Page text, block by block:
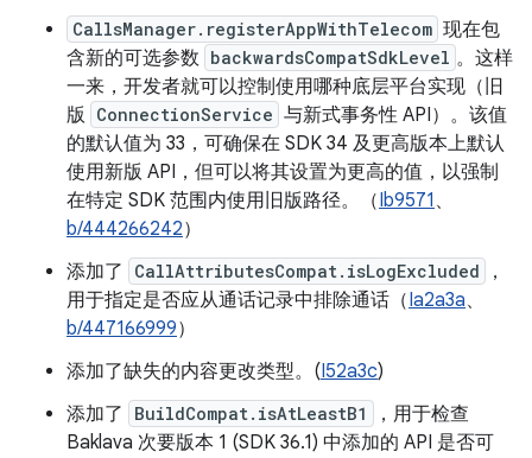
CallsManager.registerAppWithTelecom 现在包
含新的可选参数 backwardsCompatSdkLevel 。这样
一来，开发者就可以控制使用哪种底层平台实现（旧
版 ConnectionService 与新式事务性 API）。该值
的默认值为 33，可确保在 SDK 34 及更高版本上默认
使用新版 API，但可以将其设置为更高的值，以强制
在特定 SDK 范围内使用旧版路径。（Ib9571 、
b/444266242）
添加了
CallAttributesCompat.isLogExcluded
，
用于指定是否应从通话记录中排除通话（Ia2a3a、
b/447166999）
添加了缺失的内容更改类型。(I52a3c)
添加了
BuildCompat.isAtLeastB1
，用于检查
Baklava 次要版本 1 (SDK 36.1) 中添加的 API 是否可